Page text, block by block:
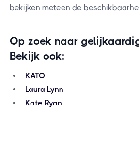
bekijken meteen de
Op zoek naar
Bekijk ook:
KATO
Laura Lynn
Kate Ryan